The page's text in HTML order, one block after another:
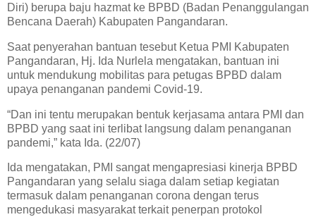
Diri) berupa baju hazmat ke BPBD (Badan Penanggulangan
Bencana Daerah) Kabupaten Pangandaran.
Saat penyerahan bantuan tesebut Ketua PMI Kabupaten
Pangandaran, Hj. Ida Nurlela mengatakan, bantuan ini
untuk mendukung mobilitas para petugas BPBD dalam
upaya penanganan pandemi Covid-19.
“Dan ini tentu merupakan bentuk kerjasama antara PMI dan
BPBD yang saat ini terlibat langsung dalam penanganan
pandemi,” kata Ida. (22/07)
Ida mengatakan, PMI sangat mengapresiasi kinerja BPBD
Pangandaran yang selalu siaga dalam setiap kegiatan
termasuk dalam penanganan corona dengan terus
mengedukasi masyarakat terkait penerpan protokol